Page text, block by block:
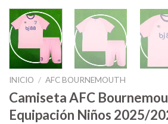
INICIO / AFC BOURNEMOUTH
Camiseta AFC
Equipación Niños 2025/